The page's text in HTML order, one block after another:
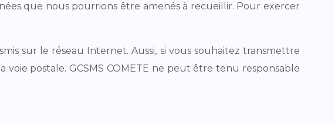
que nous pourrions être amenés à recueillir. Pour exercer
sur le réseau Internet. Aussi, si vous souhaitez transmettre
postale. GCSMS COMETE ne peut être tenu responsable